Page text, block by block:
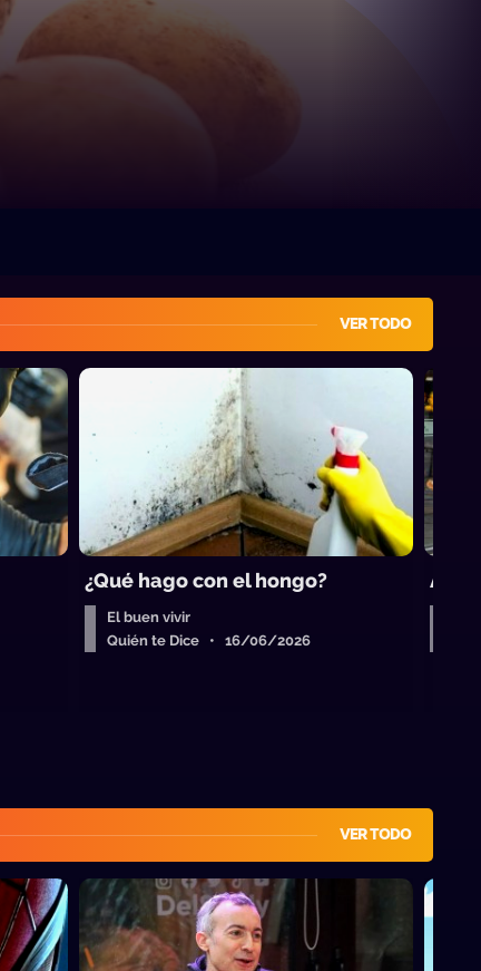
VER TODO
¿Qué hago con el hongo?
El buen vivir
Quién te Dice • 16/06/2026
VER TODO